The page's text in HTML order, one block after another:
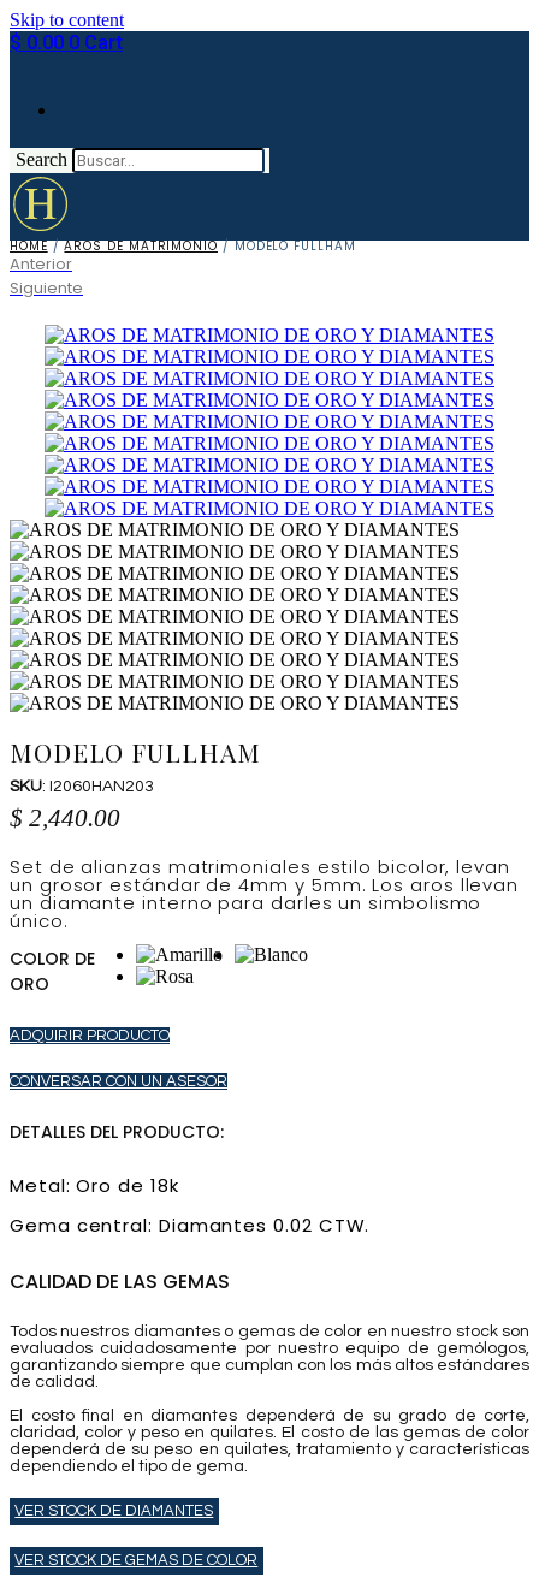
Skip to content
$ 0.00 0 Cart
Search
HOME/AROS DE MATRIMONIO/ MODELO FULLHAM
Anterior
Siguiente
MODELO FULLHAM
SKU: I2060HAN203
$ 2,440.00
Set de alianzas matrimoniales estilo bicolor, levan
un grosor estándar de 4mm y 5mm. Los aros llevan
un diamante interno para darles un simbolismo
único.
COLOR DE
ORO
ADQUIRIR PRODUCTO
CONVERSAR CON UN ASESOR
DETALLES DEL PRODUCTO:
Metal: Oro de 18k
Gema central: Diamantes 0.02 CTW.
CALIDAD DE LAS GEMAS
Todos nuestros diamantes o gemas de color en nuestro stock son
evaluados cuidadosamente por nuestro equipo de gemólogos,
garantizando siempre que cumplan con los más altos estándares
de calidad.
El costo final en diamantes dependerá de su grado de corte,
claridad, color y peso en quilates. El costo de las gemas de color
dependerá de su peso en quilates, tratamiento y características
dependiendo el tipo de gema.
VER STOCK DE DIAMANTES
VER STOCK DE GEMAS DE COLOR